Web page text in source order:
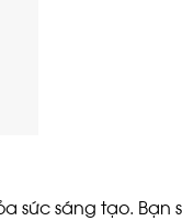
sức sáng tạo. Bạn